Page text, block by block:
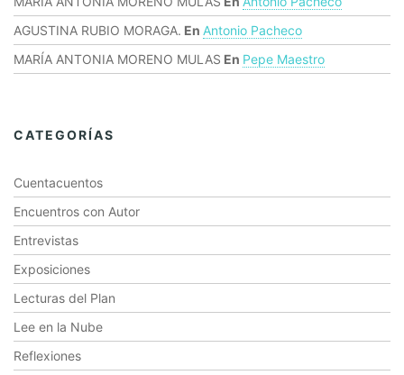
AGUSTINA RUBIO MORAGA. En Antonio Pacheco
MARÍA ANTONIA MORENO MULAS En Pepe Maestro
CATEGORÍAS
Cuentacuentos
Encuentros con Autor
Entrevistas
Exposiciones
Lecturas del Plan
Lee en la Nube
Reflexiones